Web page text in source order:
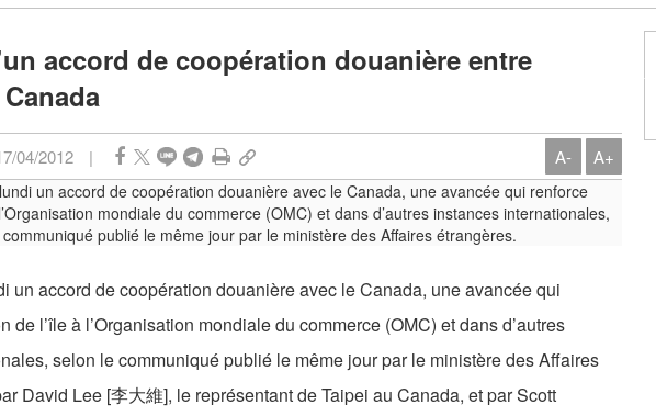
accord de coopération douanière entre
04/2012 | A- A+
un accord de coopération douanière avec le Canada, une avancée qui
de l’île à l’Organisation mondiale du commerce (OMC) et dans d’autres
selon le communiqué publié le même jour par le ministère des Affaires
David Lee [李大維], le représentant de Taipei au Canada, et par Scott